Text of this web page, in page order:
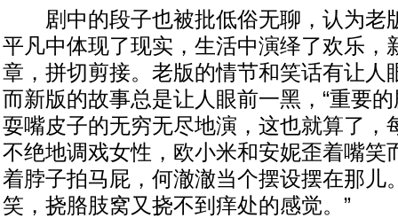
剧中的段子也被批低俗无聊，认为老
平凡中体现了现实，生活中演绎了欢乐，
章，拼切剪接。老版的情节和笑话有让人
而新版的故事总是让人眼前一黑，“重要
耍嘴皮子的无穷无尽地演，这也就算了，
不绝地调戏女性，欧小米和安妮歪着嘴笑
着脖子拍马屁，何澈澈当个摆设摆在那儿
笑，挠胳肢窝又挠不到痒处的感觉。”